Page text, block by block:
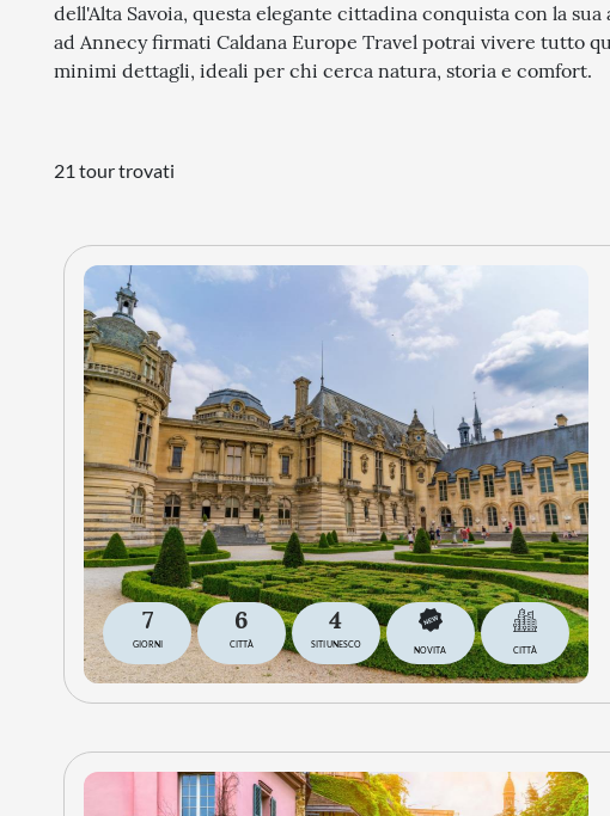
dell'Alta Savoia, questa elegante cittadina conquista con la
ad Annecy firmati Caldana Europe Travel potrai vivere tutto
minimi dettagli, ideali per chi cerca natura, storia e comfort.
21 tour trovati
7
GIORNI
6
CITTÀ
4
SITI UNESCO
NOVITA CITTÀ